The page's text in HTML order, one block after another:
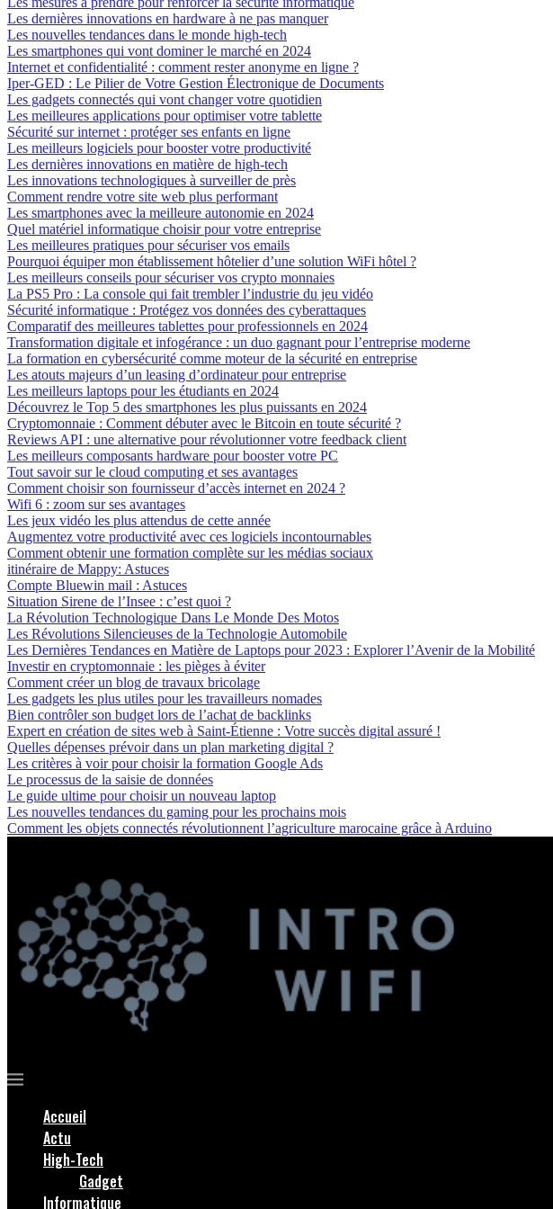
Les dernières innovations en hardware à ne pas manquer
Les nouvelles tendances dans le monde high-tech
Les smartphones qui vont dominer le marché en 2024
Internet et confidentialité : comment rester anonyme en ligne ?
Iper-GED : Le Pilier de Votre Gestion Électronique de Documents
Les gadgets connectés qui vont changer votre quotidien
Les meilleures applications pour optimiser votre tablette
Sécurité sur internet : protéger ses enfants en ligne
Les meilleurs logiciels pour booster votre productivité
Les dernières innovations en matière de high-tech
Les innovations technologiques à surveiller de près
Comment rendre votre site web plus performant
Les smartphones avec la meilleure autonomie en 2024
Quel matériel informatique choisir pour votre entreprise
Les meilleures pratiques pour sécuriser vos emails
Pourquoi équiper mon établissement hôtelier d’une solution WiFi hôtel ?
Les meilleurs conseils pour sécuriser vos crypto monnaies
La PS5 Pro : La console qui fait trembler l’industrie du jeu vidéo
Sécurité informatique : Protégez vos données des cyberattaques
Comparatif des meilleures tablettes pour professionnels en 2024
Transformation digitale et infogérance : un duo gagnant pour l’entreprise moderne
La formation en cybersécurité comme moteur de la sécurité en entreprise
Les atouts majeurs d’un leasing d’ordinateur pour entreprise
Les meilleurs laptops pour les étudiants en 2024
Découvrez le Top 5 des smartphones les plus puissants en 2024
Cryptomonnaie : Comment débuter avec le Bitcoin en toute sécurité ?
Reviews API : une alternative pour révolutionner votre feedback client
Les meilleurs composants hardware pour booster votre PC
Tout savoir sur le cloud computing et ses avantages
Comment choisir son fournisseur d’accès internet en 2024 ?
Wifi 6 : zoom sur ses avantages
Les jeux vidéo les plus attendus de cette année
Augmentez votre productivité avec ces logiciels incontournables
Comment obtenir une formation complète sur les médias sociaux
itinéraire de Mappy: Astuces
Compte Bluewin mail : Astuces
Situation Sirene de l’Insee : c’est quoi ?
La Révolution Technologique Dans Le Monde Des Motos
Les Révolutions Silencieuses de la Technologie Automobile
Les Dernières Tendances en Matière de Laptops pour 2023 : Explorer l’Avenir de la Mobilité
Investir en cryptomonnaie : les pièges à éviter
Comment créer un blog de travaux bricolage
Les gadgets les plus utiles pour les travailleurs nomades
Bien contrôler son budget lors de l’achat de backlinks
Expert en création de sites web à Saint-Étienne : Votre succès digital assuré !
Quelles dépenses prévoir dans un plan marketing digital ?
Les critères à voir pour choisir la formation Google Ads
Le processus de la saisie de données
Le guide ultime pour choisir un nouveau laptop
Les nouvelles tendances du gaming pour les prochains mois
Comment les objets connectés révolutionnent l’agriculture marocaine grâce à Arduino
Accueil
Actu
High-Tech
Gadget
Informatique